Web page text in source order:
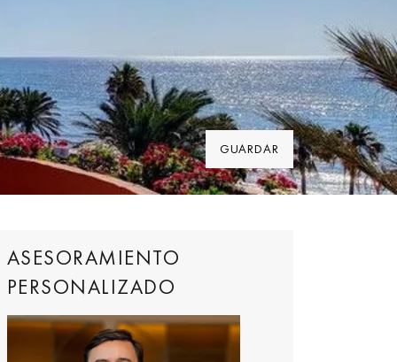
GUARDAR
ASESORAMIENTO
PERSONALIZADO